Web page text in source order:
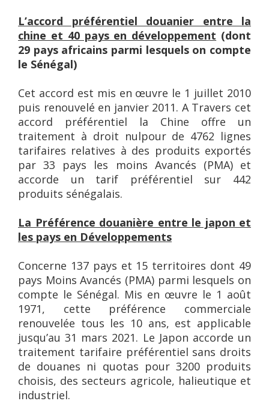
L’accord préférentiel douanier entre la
chine et 40 pays en développement (dont
29 pays africains parmi lesquels on compte
le Sénégal)
Cet accord est mis en œuvre le 1 juillet 2010
puis renouvelé en janvier 2011. A Travers cet
accord préférentiel la Chine offre un
traitement à droit nulpour de 4762 lignes
tarifaires relatives à des produits exportés
par 33 pays les moins Avancés (PMA) et
accorde un tarif préférentiel sur 442
produits sénégalais.
La Préférence douanière entre le japon et
les pays en Développements
Concerne 137 pays et 15 territoires dont 49
pays Moins Avancés (PMA) parmi lesquels on
compte le Sénégal. Mis en œuvre le 1 août
1971, cette préférence commerciale
renouvelée tous les 10 ans, est applicable
jusqu’au 31 mars 2021. Le Japon accorde un
traitement tarifaire préférentiel sans droits
de douanes ni quotas pour 3200 produits
choisis, des secteurs agricole, halieutique et
industriel.